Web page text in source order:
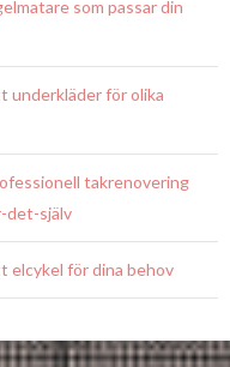
som passar din
underkläder för olika
takrenovering
det-själv
elcykel för dina behov